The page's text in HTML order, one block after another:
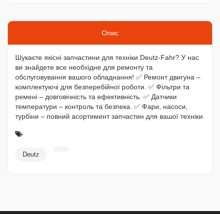
Опис
Шукаєте якісні запчастини для техніки Deutz-Fahr? У нас
ви знайдете все необхідне для ремонту та
обслуговування вашого обладнання! ✅ Ремонт двигуна –
комплектуючі для безперебійної роботи. ✅ Фільтри та
ремені – довговічність та ефективність. ✅ Датчики
температури – контроль та безпека. ✅ Фари, насоси,
турбіни – повний асортимент запчастин для вашої техніки.
Deutz